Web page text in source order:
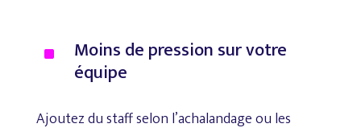
^ Moinsdepressionsurvotre
équipe
Ajoutezdustaffselon l’achalandageou les